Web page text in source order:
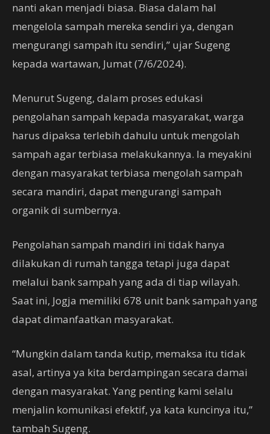
nanti akan menjadi biasa. Biasa dalam hal
mengelola sampah mereka sendiri ya, dengan
mengurangi sampah itu sendiri,” ujar Sugeng
kepada wartawan, Jumat (7/6/2024).
Menurut Sugeng, dalam proses edukasi
pengolahan sampah kepada masyarakat, warga
harus dipaksa terlebih dahulu untuk mengolah
sampah agar terbiasa melakukannya. Ia meyakini
dengan masyarakat terbiasa mengolah sampah
secara mandiri, dapat mengurangi sampah
organik di sumbernya.
Pengolahan sampah mandiri ini tidak hanya
dilakukan di rumah tangga tetapi juga dapat
melalui bank sampah yang ada di tiap wilayah.
Saat ini, Jogja memiliki 678 unit bank sampah yang
dapat dimanfaatkan masyarakat.
“Mungkin dalam tanda kutip, memaksa itu tidak
asal, artinya ya kita berdampingan secara damai
dengan masyarakat. Yang penting kami selalu
menjalin komunikasi efektif, ya kata kuncinya itu,”
tambah Sugeng.